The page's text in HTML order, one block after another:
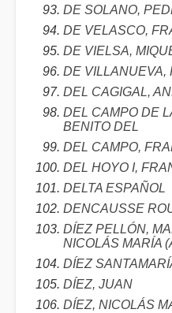
DE SOLANO,
DE VELASCO,
DE VIELSA,
DE VILLANUEVA,
DEL CAGIGAL,
DEL CAMPO DE
BENITO DEL
DEL CAMPO,
DEL HOYO I,
DELTA ESPAÑOL
DENCAUSSE
DÍEZ PELLÓN,
NICOLÁS MARÍA
DÍEZ
DÍEZ, JUAN
DÍEZ, NICOLÁS